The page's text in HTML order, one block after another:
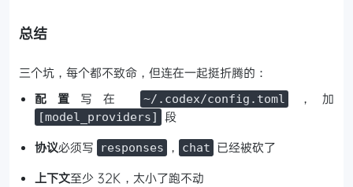
总结
三个坑，每个都不致命，但连在一起挺折腾的：
配置 写在 ~/.codex/config.toml ，加
[model_providers]
段
协议必须写 responses ， chat 已经被砍了
上下文至少 32K，太小了跑不动